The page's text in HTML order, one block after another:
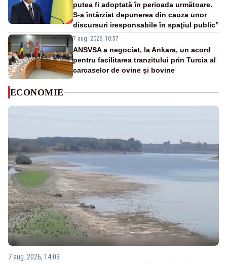
putea fi adoptată în perioada următoare.
S-a întârziat depunerea din cauza unor
discursuri iresponsabile în spaţiul public”
7 aug. 2026, 10:57
ANSVSA a negociat, la Ankara, un acord
pentru facilitarea tranzitului prin Turcia al
carcaselor de ovine și bovine
ECONOMIE
7 aug. 2026, 14:03